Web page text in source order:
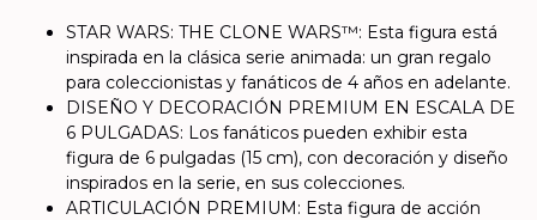
STAR WARS: THE CLONE WARS™: Esta figura está
inspirada en la clásica serie animada: un gran regalo
para coleccionistas y fanáticos de 4 años en adelante.
DISEÑO Y DECORACIÓN PREMIUM EN ESCALA DE
6 PULGADAS: Los fanáticos pueden exhibir esta
figura de 6 pulgadas (15 cm), con decoración y diseño
inspirados en la serie, en sus colecciones.
ARTICULACIÓN PREMIUM: Esta figura de acción